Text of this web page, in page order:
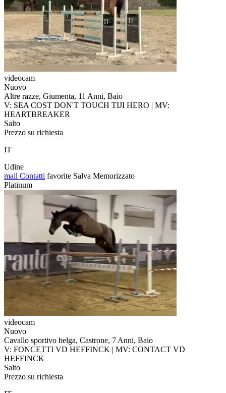
videocam
Nuovo
Altre razze, Giumenta, 11 Anni, Baio
V: SEA COST DON'T TOUCH TIJI HERO | MV:
HEARTBREAKER
Salto
Prezzo su richiesta
IT
Udine
mail Contatti favorite Salva Memorizzato
Platinum
videocam
Nuovo
Cavallo sportivo belga, Castrone, 7 Anni, Baio
V: FONCETTI VD HEFFINCK | MV: CONTACT VD
HEFFINCK
Salto
Prezzo su richiesta